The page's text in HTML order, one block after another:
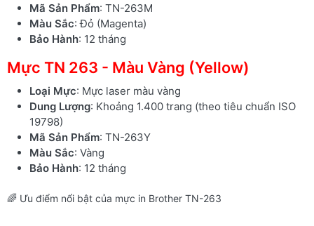
Mã Sản Phẩm: TN-263M
Màu Sắc: Đỏ (Magenta)
Bảo Hành: 12 tháng
Mực TN 263 - Màu Vàng (Yellow)
Loại Mực: Mực laser màu vàng
Dung Lượng: Khoảng 1.400 trang (theo tiêu chuẩn ISO
19798)
Mã Sản Phẩm: TN-263Y
Màu Sắc: Vàng
Bảo Hành: 12 tháng
🌈 Ưu điểm nổi bật của mực in Brother TN-263